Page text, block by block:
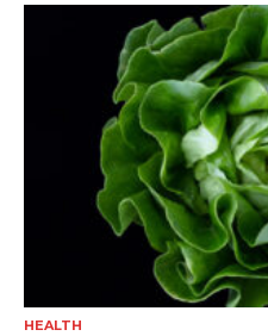
HEALTH